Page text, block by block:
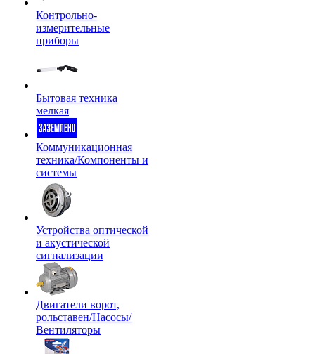
Контрольно-
измерительные
приборы
Бытовая техника
мелкая
Коммуникационная
техника/Компоненты и
системы
Устройства оптической
и акустической
сигнализации
Двигатели ворот,
рольставен/Насосы/
Вентиляторы